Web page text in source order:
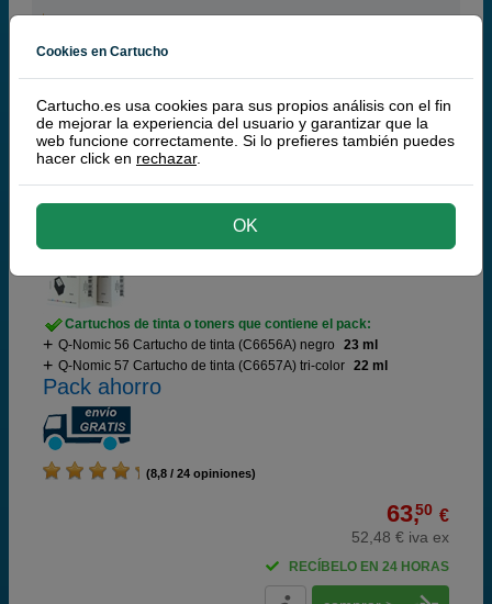
61,57 € iva ex
RECÍBELO EN 24 HORAS
comprar >
Q-Nomic Pack: 56 (Negro) + 57 (tri-color)
Ahorra 42,00 €
Cartuchos de tinta o toners que contiene el pack:
Q-Nomic 56 Cartucho de tinta (C6656A) negro
23 ml
Q-Nomic 57 Cartucho de tinta (C6657A) tri-color 22 ml
Pack ahorro
(8,8 / 24 opiniones)
63,50 €
52,48 € iva ex
RECÍBELO EN 24 HORAS
Cookies en Cartucho
Cartucho.es usa cookies para sus propios análisis con el fin
de mejorar la experiencia del usuario y garantizar que la
web funcione correctamente. Si lo prefieres también puedes
hacer click en rechazar.
OK